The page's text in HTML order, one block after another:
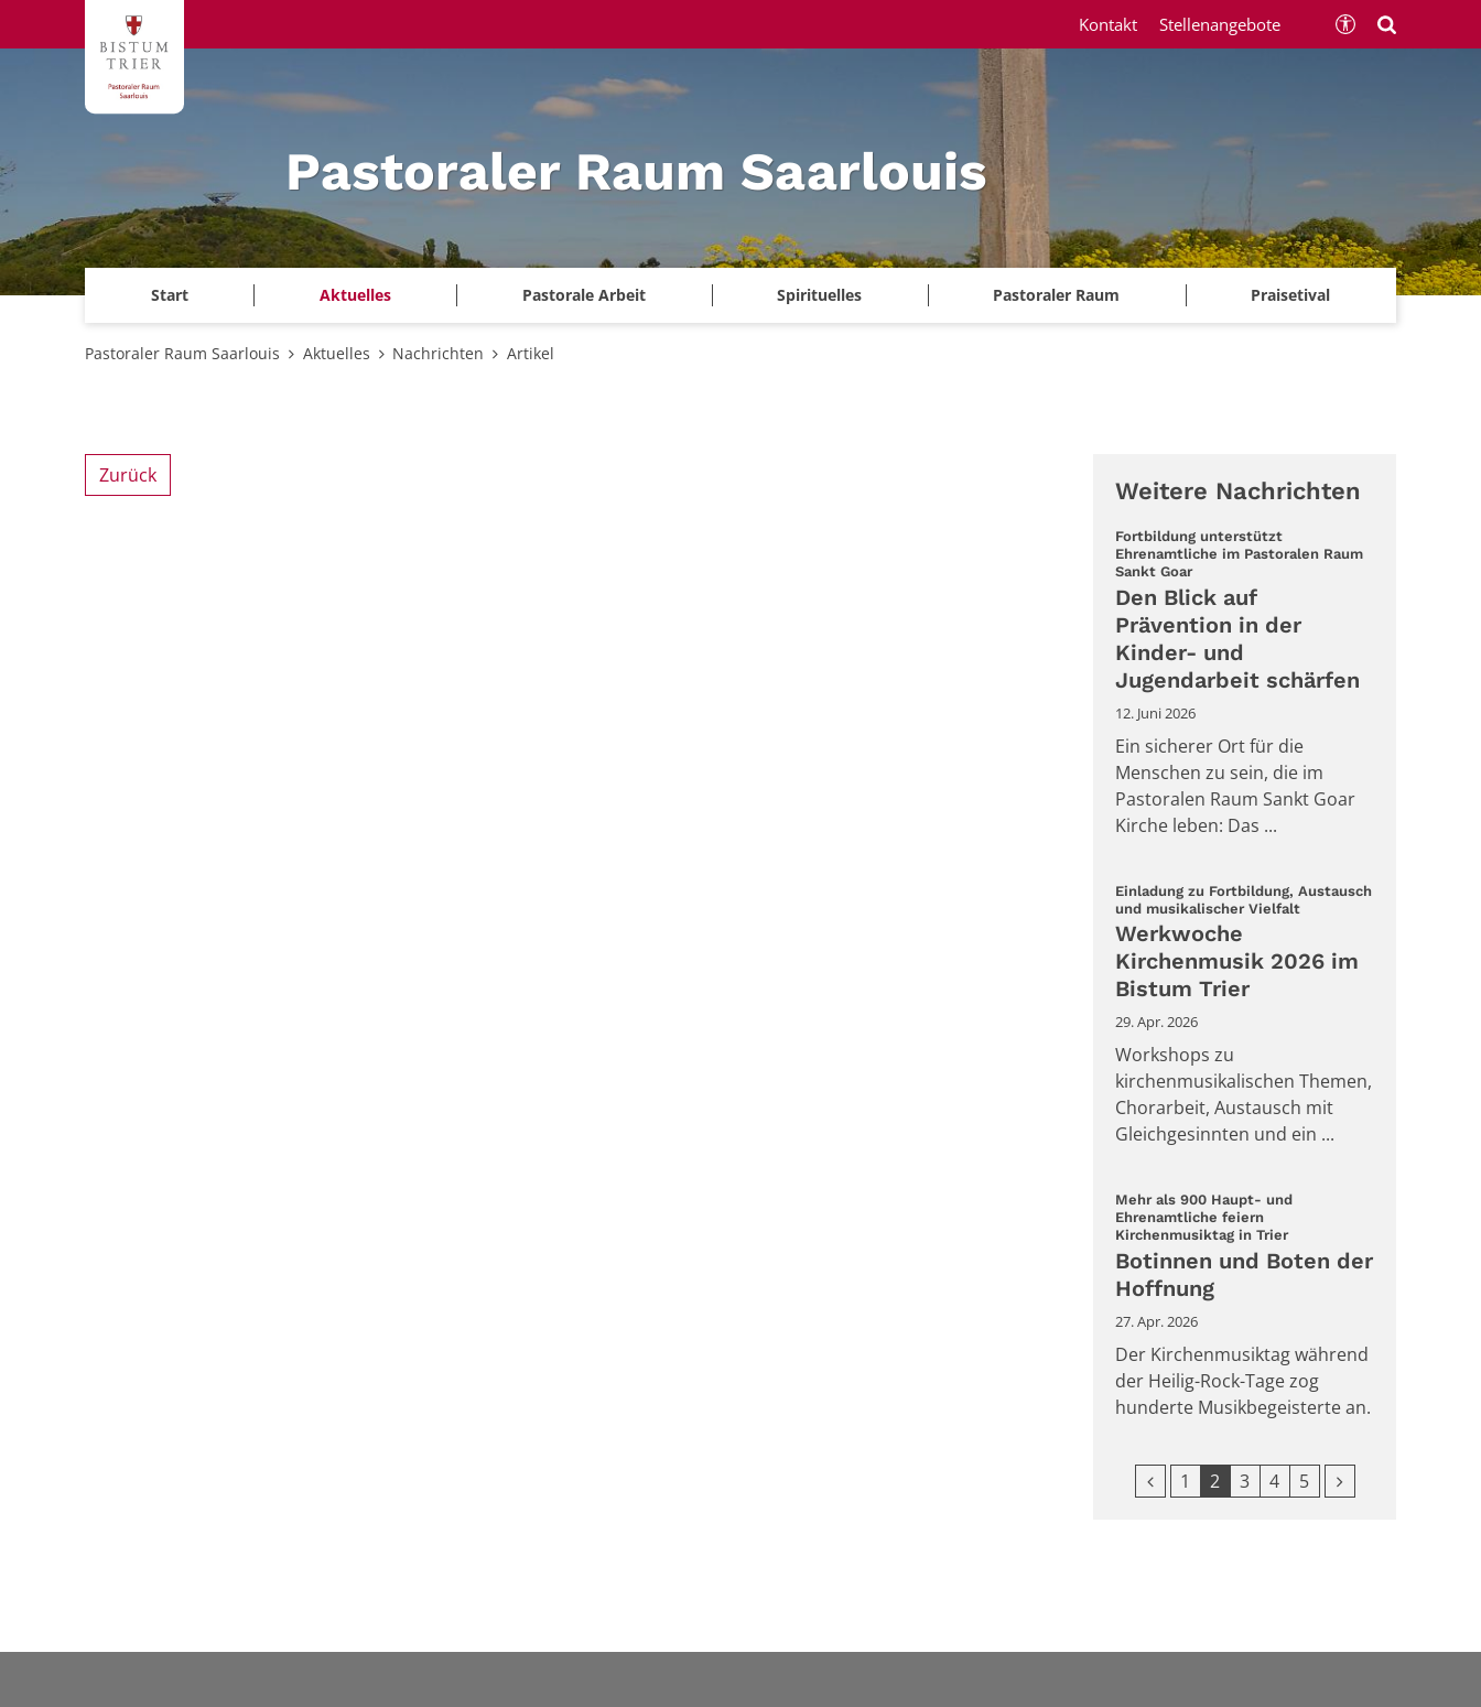
Zum Inhalt springen
Pastoraler Raum Saarlouis
Start Aktuelles Pastorale Arbeit Spirituelles Pastoraler Raum Praisetival
Kontakt Stellenangebote
Pastoraler Raum Saarlouis Aktuelles Nachrichten Artikel
Zurück
Weitere Nachrichten
Fortbildung unterstützt
Ehrenamtliche im Pastoralen Raum
Sankt Goar
Den Blick auf
Prävention in der
Kinder- und
Jugendarbeit schärfen
12. Juni 2026
Ein sicherer Ort für die
Menschen zu sein, die im
Pastoralen Raum Sankt Goar
Kirche leben: Das ...
Einladung zu Fortbildung, Austausch
und musikalischer Vielfalt:
Werkwoche
Kirchenmusik 2026 im
Bistum Trier
29. Apr. 2026
Workshops zu
kirchenmusikalischen Themen,
Chorarbeit, Austausch mit
Gleichgesinnten und ein ...
Mehr als 900 Haupt- und
Ehrenamtliche feiern
Kirchenmusiktag in Trier:
Botinnen und Boten der
Hoffnung
27. Apr. 2026
Der Kirchenmusiktag während
der Heilig-Rock-Tage zog
hunderte Musikbegeisterte an.
Vorherige Seite
1 2 3 4 5 Nächste Seite